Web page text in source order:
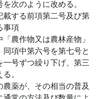
次のように改める。
載する前項第二号及び第
事項
農作物又は農林産物」
項中第六号を第七号と
一号ずつ繰り下げ、第三
。
農薬が、その相当の普及